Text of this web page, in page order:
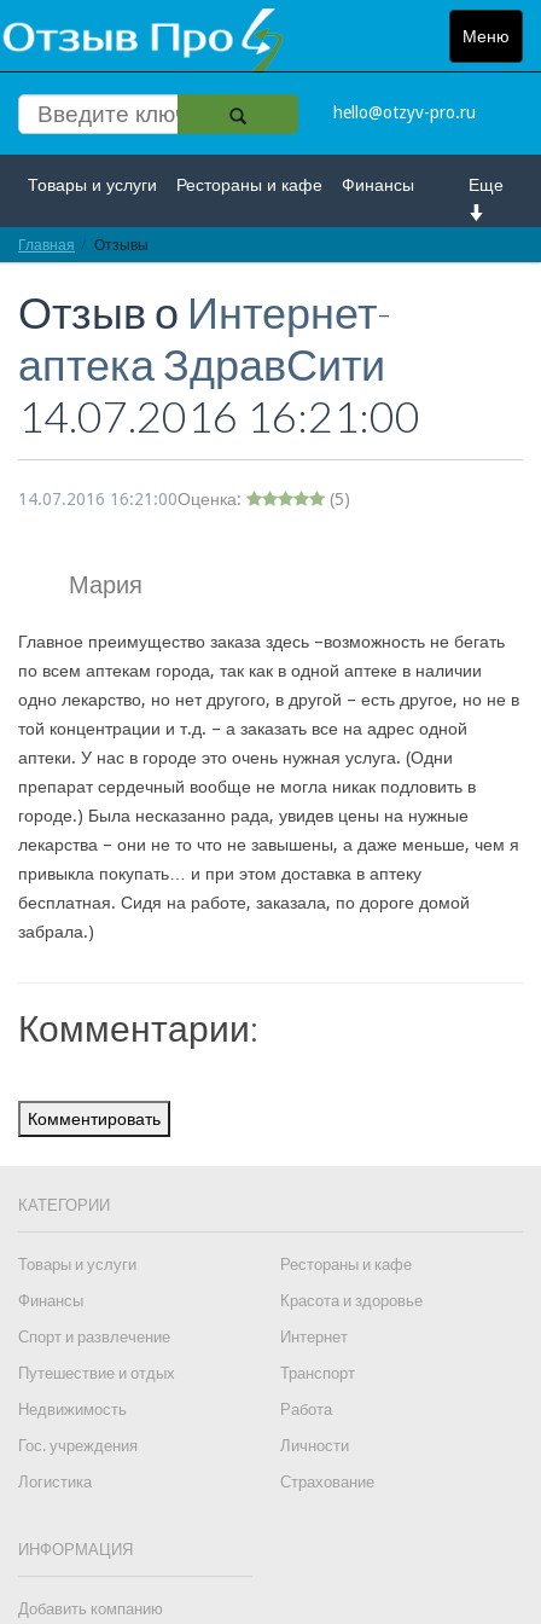
Меню
Toggle
hello@otzyv-pro.ru
Еще
Товары и услуги Рестораны и кафе Финансы
Красота и здоровье
Интернет Путешествие и отдых Транспорт
Недвижимость Работа Гос. учреждения
Личности Логистика Страхование
Главная Отзывы
Отзыв о Интернет-
аптека ЗдравСити
14.07.2016 16:21:00
14.07.2016 16:21:00Оценка: (5)
Мария
Главное преимущество заказа здесь –возможность не бегать
по всем аптекам города, так как в одной аптеке в наличии
одно лекарство, но нет другого, в другой – есть другое, но не в
той концентрации и т.д. – а заказать все на адрес одной
аптеки. У нас в городе это очень нужная услуга. (Одни
препарат сердечный вообще не могла никак подловить в
городе.) Была несказанно рада, увидев цены на нужные
лекарства – они не то что не завышены, а даже меньше, чем я
привыкла покупать… и при этом доставка в аптеку
бесплатная. Сидя на работе, заказала, по дороге домой
забрала.)
Комментарии:
Комментировать
КАТЕГОРИИ
Товары и услуги
Рестораны и кафе
Финансы
Красота и здоровье
Спорт и развлечение
Интернет
Путешествие и отдых
Транспорт
Недвижимость
Работа
Гос. учреждения
Личности
Логистика
Страхование
ИНФОРМАЦИЯ
Добавить компанию